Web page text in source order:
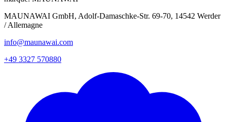
MAUNAWAI GmbH, Adolf-Damaschke-Str. 69-70, 14542 Werder
/ Allemagne
info@maunawai.com
+49 3327 570880